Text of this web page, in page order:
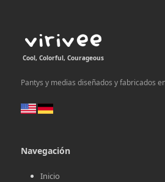
Cool, Colorful, Courageous
Pantys y medias diseñados y fabricados
Navegación
Inicio